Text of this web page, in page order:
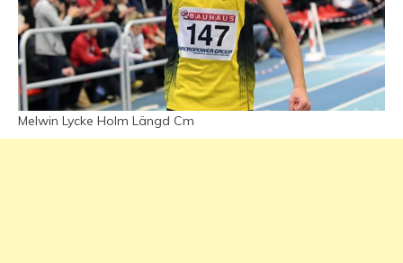
Melwin Lycke Holm Längd Cm